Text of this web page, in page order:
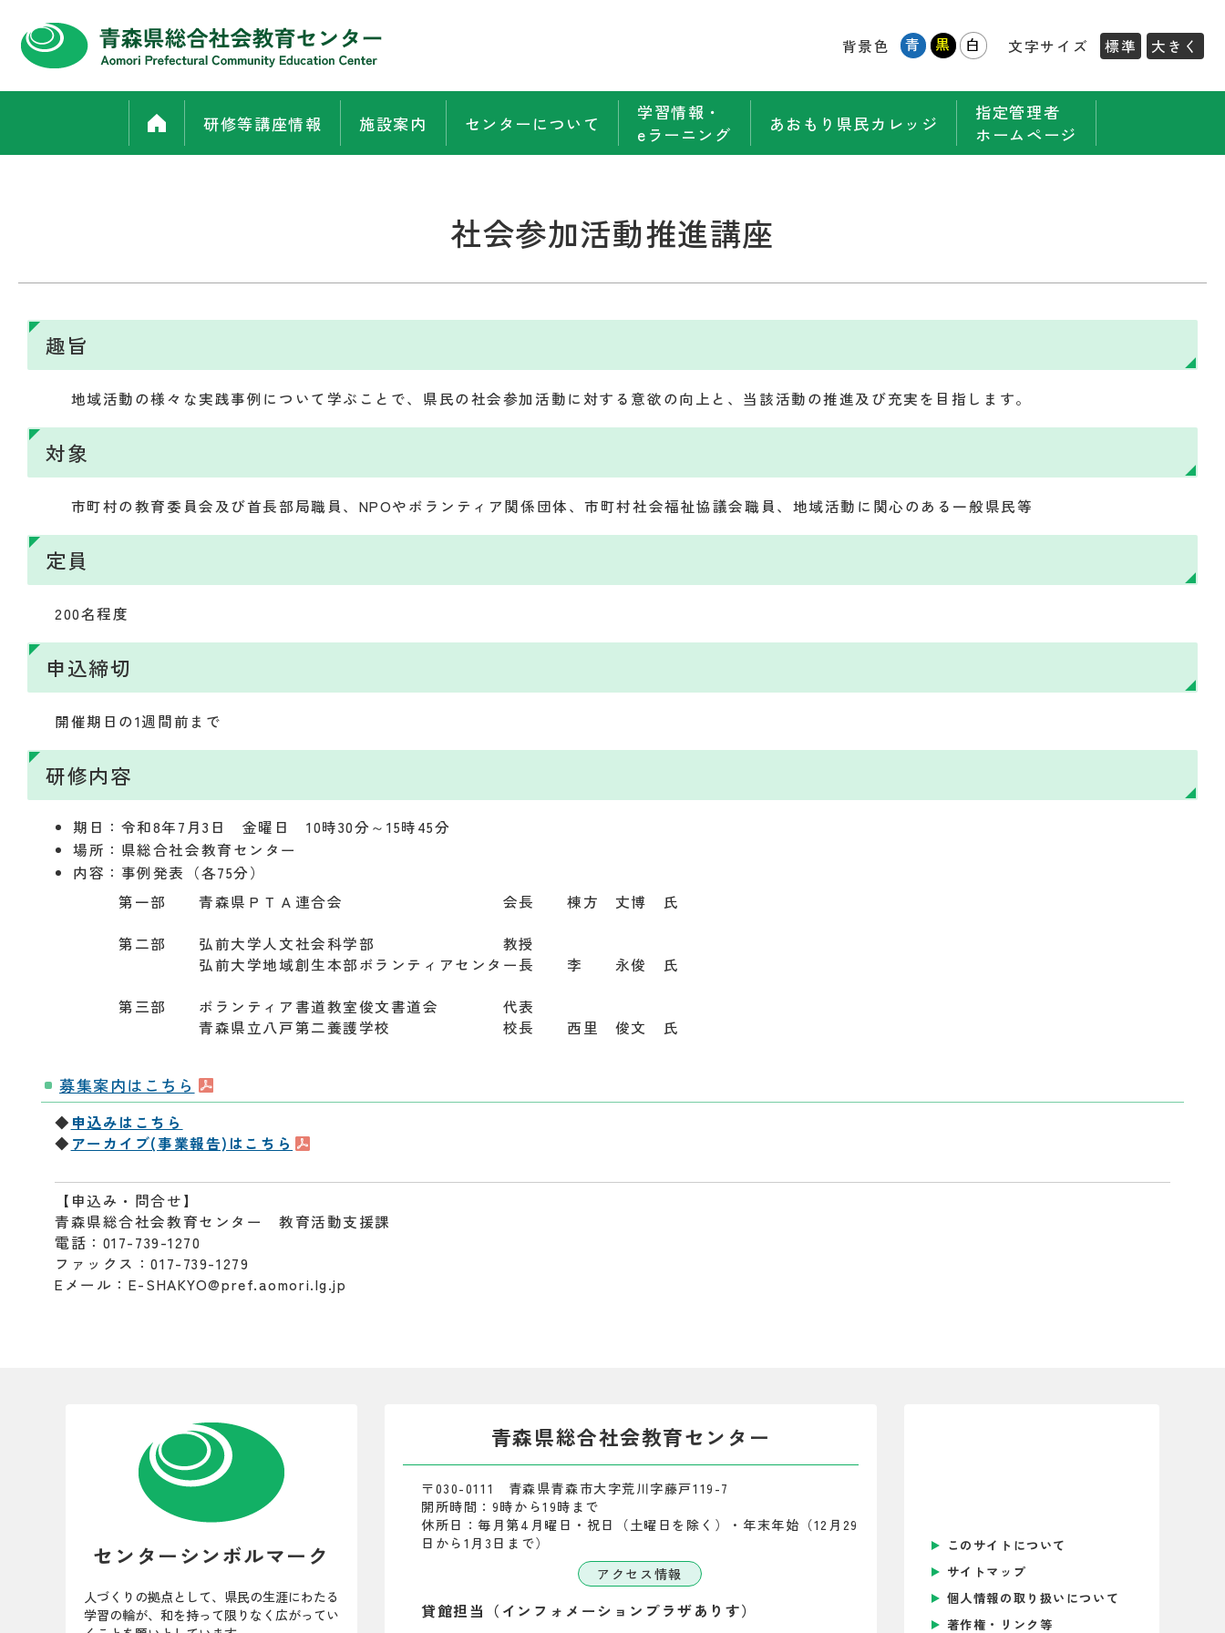
背景色 青 黒 白 文字サイズ 標準 大きく
研修等講座情報 施設案内 センターについて
学習情報・
eラーニング
あおもり県民カレッジ
指定管理者
ホームページ
社会参加活動推進講座
趣旨
地域活動の様々な実践事例について学ぶことで、県民の社会参加活動に対する意欲の向上と、当該活動の推進及び充実を目指します。
対象
市町村の教育委員会及び首長部局職員、NPOやボランティア関係団体、市町村社会福祉協議会職員、地域活動に関心のある一般県民等
定員
200名程度
申込締切
開催期日の1週間前まで
研修内容
期日：令和8年7月3日 金曜日 10時30分～15時45分
場所：県総合社会教育センター
内容：事例発表（各75分）
第一部 青森県ＰＴＡ連合会 会長 棟方 丈博 氏
第二部 弘前大学人文社会科学部 教授
弘前大学地域創生本部ボランティアセンター長 李 永俊 氏
第三部 ボランティア書道教室俊文書道会 代表
青森県立八戸第二養護学校 校長 西里 俊文 氏
募集案内はこちら
◆ 申込みはこちら
◆ アーカイブ(事業報告)はこちら
【申込み・問合せ】
青森県総合社会教育センター 教育活動支援課
電話：017-739-1270
ファックス：017-739-1279
Eメール：E-SHAKYO@pref.aomori.lg.jp
センターシンボルマーク
人づくりの拠点として、県民の生涯にわたる
学習の輪が、和を持って限りなく広がってい
青森県総合社会教育センター
〒030-0111 青森県青森市大字荒川字藤戸119-7
開所時間：9時から19時まで
休所日：毎月第4月曜日・祝日（土曜日を除く）・年末年始（12月29
日から1月3日まで）
アクセス情報
貸館担当（インフォメーションプラザありす）
このサイトについて
サイトマップ
個人情報の取り扱いについて
著作権・リンク等